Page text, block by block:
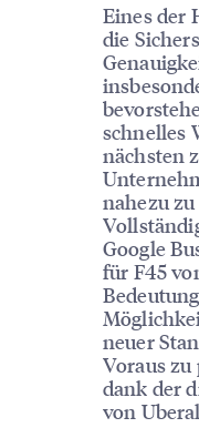
Eines der
die
schnelles
nächsten
nahezu
Google
für F45
neuer
Voraus zu
dank der
von